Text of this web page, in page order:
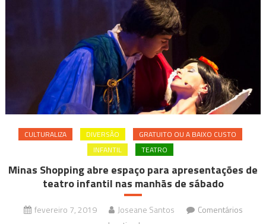
ingresso
e
leve
dois!
CULTURALIZA DIVERSÃO
GRATUITO OU A BAIXO CUSTO
INFANTIL
TEATRO
Minas Shopping abre espaço para apresentações de
teatro infantil nas manhãs de sábado
fevereiro 7, 2019 Joseane Santos
Comentários